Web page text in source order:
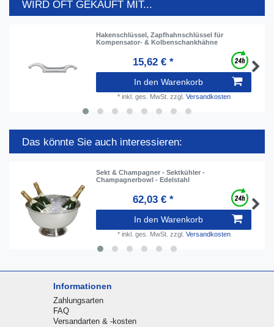
WIRD OFT GEKAUFT MIT...
Hakenschlüssel, Zapfhahnschlüssel für
Kompensator- & Kolbenschankhähne
15,62 € *
In den Warenkorb
* inkl. ges. MwSt. zzgl. Versandkosten
Das könnte Sie auch interessieren:
Sekt & Champagner - Sektkühler -
Champagnerbowl - Edelstahl
62,03 € *
In den Warenkorb
* inkl. ges. MwSt. zzgl. Versandkosten
Informationen
Zahlungsarten
FAQ
Versandarten & -kosten